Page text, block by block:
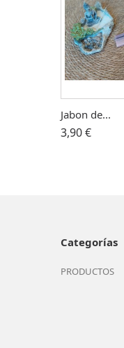
Jabon de...
3,90 €
Categorías
PRODUCTOS